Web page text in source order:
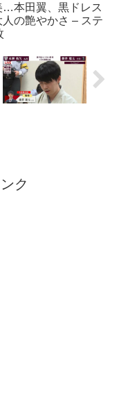
…本田翼、黒ドレス
の艶やかさ – ステ
ク